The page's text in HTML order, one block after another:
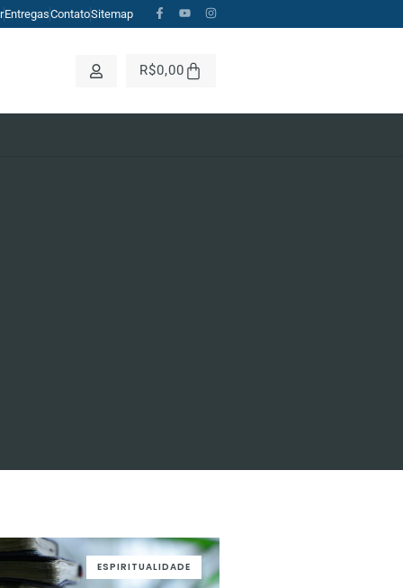
EntregasContatoSitemap
R$0,00
ESPIRITUALIDADE